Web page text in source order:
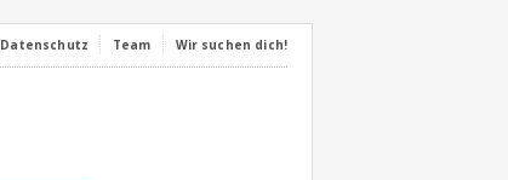
Datenschutz Team Wir suchen dich!